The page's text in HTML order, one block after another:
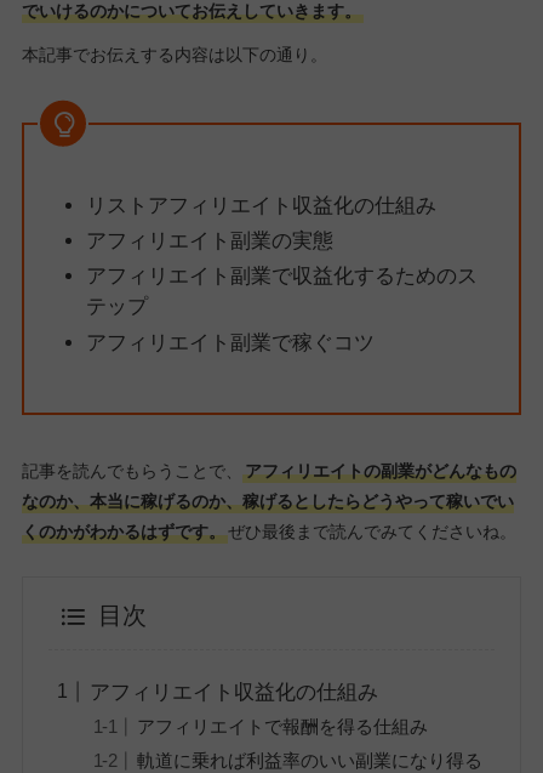
でいけるのかについてお伝えしていきます。
本記事でお伝えする内容は以下の通り。
リストアフィリエイト収益化の仕組み
アフィリエイト副業の実態
アフィリエイト副業で収益化するためのス
テップ
アフィリエイト副業で稼ぐコツ
記事を読んでもらうことで、
アフィリエイトの副業がどんなもの
なのか、本当に稼げるのか、稼げるとしたらどうやって稼いでい
くのかがわかるはずです。ぜひ最後まで読んでみてくださいね。
目次
アフィリエイト収益化の仕組み
アフィリエイトで報酬を得る仕組み
軌道に乗れば利益率のいい副業になり得る